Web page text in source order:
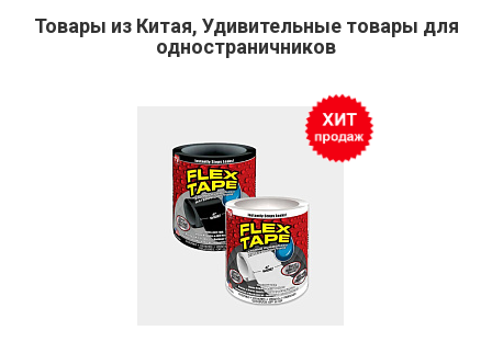
Товары из Китая, Удивительные товары для
одностраничников